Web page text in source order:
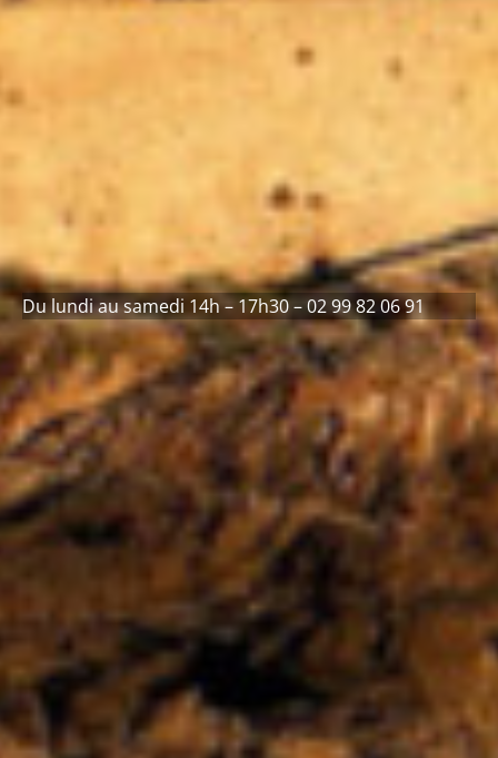
Du lundi au samedi 14h – 17h30 – 02 99 82 06 91